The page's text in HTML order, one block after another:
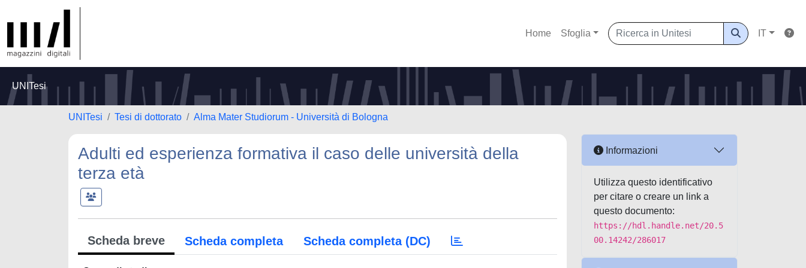
Home Sfoglia IT
UNITesi
UNITesi Tesi di dottorato Alma Mater Studiorum - Università di Bologna
Adulti ed esperienza formativa il caso delle università della
terza età
Scheda breve Scheda completa Scheda completa (DC)
Informazioni
Utilizza questo identificativo
per citare o creare un link a
questo documento:
https://hdl.handle.net/20.5
00.14242/286017